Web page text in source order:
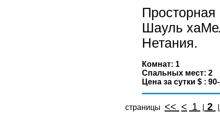
Просторная
Шауль
Нетания.
Комнат: 1
Спальных мест: 2
Цена за сутки $ :
страницы << < 1 2